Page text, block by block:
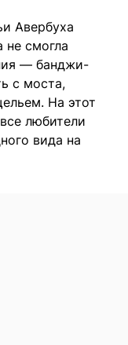
Авербуха
не смогла
— банджи-
с моста,
На этот
любители
вида на